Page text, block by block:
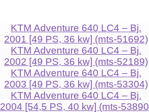
KTM Adventure 640 LC4 – Bj.
2001 [49 PS, 36 kw] (mts-51692)
KTM Adventure 640 LC4 – Bj.
2002 [49 PS, 36 kw] (mts-52189)
KTM Adventure 640 LC4 – Bj.
2003 [49 PS, 36 kw] (mts-53304)
KTM Adventure 640 LC4 – Bj.
2004 [54,5 PS, 40 kw] (mts-